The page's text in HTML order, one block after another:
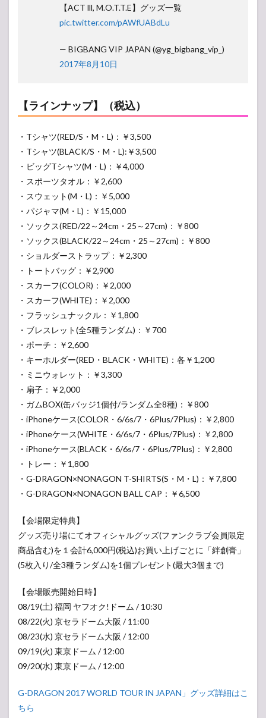
【ACT lll, M.O.T.T.E】グッズ一覧
pic.twitter.com/pAWfUABdLu
— BIGBANG VIP JAPAN (@yg_bigbang_vip_)
2017年8月10日
【ラインナップ】（税込）
・Tシャツ(RED/S・M・L)：￥3,500
・Tシャツ(BLACK/S・M・L):￥3,500
・ビッグTシャツ(M・L)：￥4,000
・スポーツタオル：￥2,600
・スウェット(M・L)：￥5,000
・パジャマ(M・L)：￥15,000
・ソックス(RED/22～24cm・25～27cm)：￥800
・ソックス(BLACK/22～24cm・25～27cm)：￥800
・ショルダーストラップ：￥2,300
・トートバッグ：￥2,900
・スカーフ(COLOR)：￥2,000
・スカーフ(WHITE)：￥2,000
・フラッシュナックル：￥1,800
・ブレスレット(全5種ランダム)：￥700
・ポーチ：￥2,600
・キーホルダー(RED・BLACK・WHITE)：各￥1,200
・ミニウォレット：￥3,300
・扇子：￥2,000
・ガムBOX(缶バッジ1個付/ランダム全8種)：￥800
・iPhoneケース(COLOR・6/6s/7・6Plus/7Plus)：￥2,800
・iPhoneケース(WHITE・6/6s/7・6Plus/7Plus)：￥2,800
・iPhoneケース(BLACK・6/6s/7・6Plus/7Plus)：￥2,800
・トレー：￥1,800
・G-DRAGON×NONAGON T-SHIRTS(S・M・L)：￥7,800
・G-DRAGON×NONAGON BALL CAP：￥6,500
【会場限定特典】
グッズ売り場にてオフィシャルグッズ(ファンクラブ会員限定
商品含む)を１会計6,000円(税込)お買い上げごとに「絆創膏」
(5枚入り/全3種ランダム)を1個プレゼント(最大3個まで)
【会場販売開始日時】
08/19(土) 福岡 ヤフオク!ドーム / 10:30
08/22(火) 京セラドーム大阪 / 11:00
08/23(水) 京セラドーム大阪 / 12:00
09/19(火) 東京ドーム / 12:00
09/20(水) 東京ドーム / 12:00
G-DRAGON 2017 WORLD TOUR IN JAPAN」グッズ詳細はこ
ちら